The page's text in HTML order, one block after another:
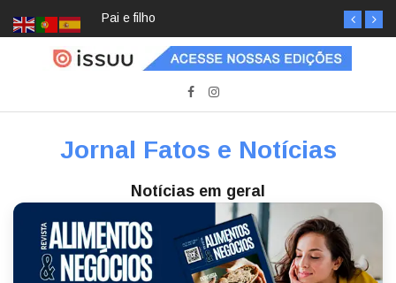
Pai e filho
Jornal Fatos e Notícias
Notícias em geral